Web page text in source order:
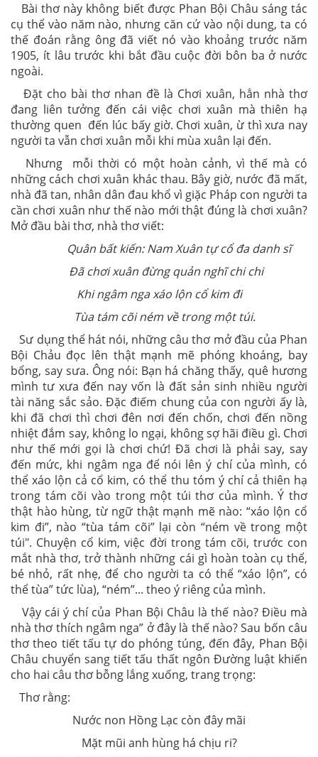
Bài thơ này không biết được Phan Bội Châu sáng tác
cụ thể vào năm nào, nhưng căn cứ vào nội dung, ta có
thế đoán rằng ông đã viết nó vào khoảng trước năm
1905, ít lâu trước khi bắt đầu cuộc đời bôn ba ở nước
ngoài.
Đặt cho bài thơ nhan đề là Chơi xuân, hẳn nhà thơ
đang liên tưởng đến cái việc chơi xuân mà thiên hạ
thường quen đến lúc bấy giờ. Chơi xuân, ừ thì xưa nay
người ta vẫn chơi xuân mỗi khi mùa xuân lại đến.
Nhưng mỗi thời có một hoàn cảnh, vì thế mà có
những cách chơi xuân khác thau. Bây giờ, nước đã mất,
nhà đã tan, nhân dân đau khổ vì giặc Pháp con người ta
cần chơi xuân như thế nào mới thật đúng là chơi xuân?
Mở đầu bài thơ, nhà thơ viết:
Quân bất kiến: Nam Xuân tự cổ đa danh sĩ
Đã chơi xuân đừng quản nghĩ chi chi
Khi ngâm nga xáo lộn cổ kim đi
Tùa tám cõi ném về trong một túi.
Sư dụng thể hát nói, những câu thơ mở đầu của Phan
Bội Chảu đọc lên thật mạnh mẽ phóng khoáng, bay
bổng, say sưa. Ông nói: Bạn há chăng thấy, quê hương
mình tư xưa đến nay vốn là đất sản sinh nhiều người
tài năng sắc sảo. Đặc điếm chung của con người ấy là,
khi đã chơi thì chơi đên nơi đến chốn, chơi đến nồng
nhiệt đắm say, không lo ngại, không sợ hãi điều gì. Chơi
như thế mới gọi là chơi chứ! Đã chơi là phải say, say
đến mức, khi ngâm nga để nói lên ý chí của mình, có
thể xáo lộn cả cổ kim, có thể thu tóm ý chí cả thiên hạ
trong tám cõi vào trong một túi thơ của mình. Ý thơ
thật hào hùng, từ ngữ thật mạnh mẽ nào: “xáo lộn cổ
kim đi”, nào “tùa tám cõi” lại còn “ném về trong một
túi". Chuyện cổ kim, việc đời trong tám cõi, trước con
mắt nhà thơ, trở thành những cái gì hoàn toàn cụ thể,
bé nhỏ, rất nhẹ, để cho người ta có thể “xáo lộn”, có
thể tùa” tức lùa), “ném”... theo ý riêng của mình.
Vậy cái ý chí của Phan Bội Châu là thế nào? Điều mà
nhà thơ thích ngâm nga” ở đây là thế nào? Sau bốn câu
thơ theo tiết tấu tự do phóng túng, đến đây, Phan Bội
Châu chuyển sang tiết tấu thất ngôn Đường luật khiến
cho hai câu thơ bỗng lắng xuống, trang trọng:
Thơ rằng:
Nước non Hồng Lạc còn đây mãi
Mặt mũi anh hùng há chịu ri?